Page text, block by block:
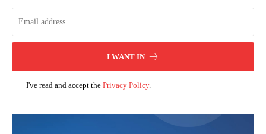
I WANT IN
I've read and accept the Privacy Policy.